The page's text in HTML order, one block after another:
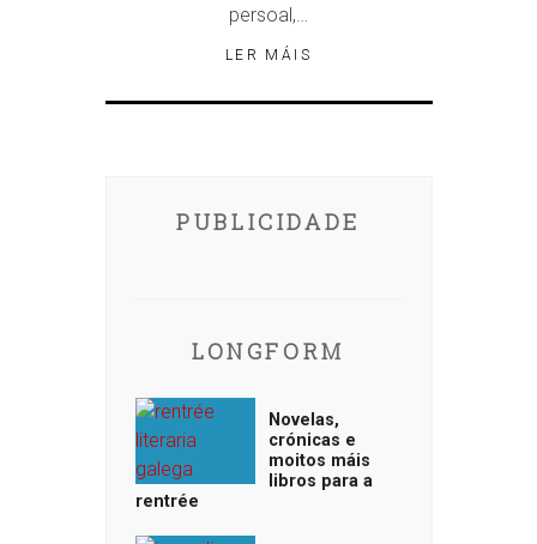
persoal,…
LER MÁIS
PUBLICIDADE
LONGFORM
Novelas,
crónicas e
moitos máis
libros para a
rentrée